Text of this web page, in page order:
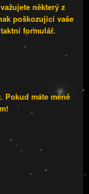
některý z
poškozující vaše
formulář.
Pokud máte méně